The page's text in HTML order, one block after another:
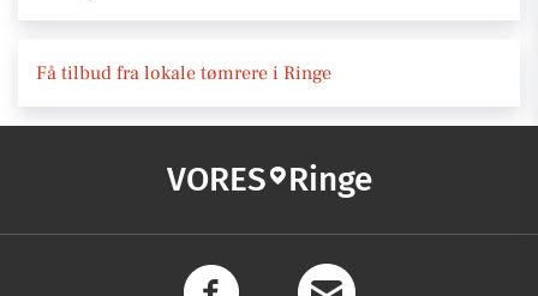
Få tilbud fra lokale tømrere i Ringe
VORES Ringe